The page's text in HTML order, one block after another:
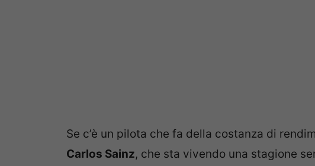
Se c’è un pilota che fa della costanza di
Carlos Sainz, che sta vivendo una stagione